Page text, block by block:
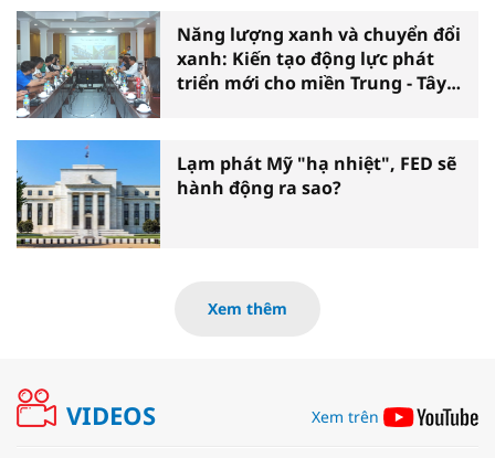
Năng lượng xanh và chuyển đổi
xanh: Kiến tạo động lực phát
triển mới cho miền Trung - Tây
Lạm phát Mỹ "hạ nhiệt", FED sẽ
hành động ra sao?
Xem thêm
VIDEOS Xem trên